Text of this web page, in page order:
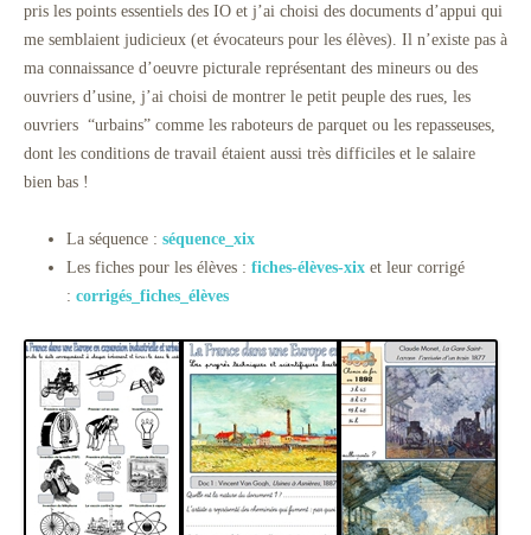
pris les points essentiels des IO et j’ai choisi des documents d’appui qui
me semblaient judicieux (et évocateurs pour les élèves). Il n’existe pas à
ma connaissance d’oeuvre picturale représentant des mineurs ou des
ouvriers d’usine, j’ai choisi de montrer le petit peuple des rues, les
ouvriers “urbains” comme les raboteurs de parquet ou les repasseuses,
dont les conditions de travail étaient aussi très difficiles et le salaire
bien bas !
La séquence : séquence_xix
Les fiches pour les élèves : fiches-élèves-xix et leur corrigé
: corrigés_fiches_élèves